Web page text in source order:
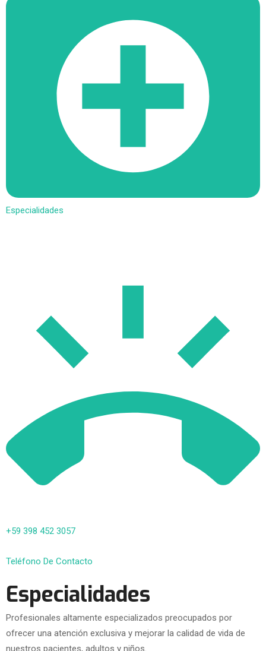
Especialidades
+59 398 452 3057
Teléfono De Contacto
Especialidades
Profesionales altamente especializados preocupados por
ofrecer una atención exclusiva y mejorar la calidad de vida de
nuestros pacientes, adultos y niños.